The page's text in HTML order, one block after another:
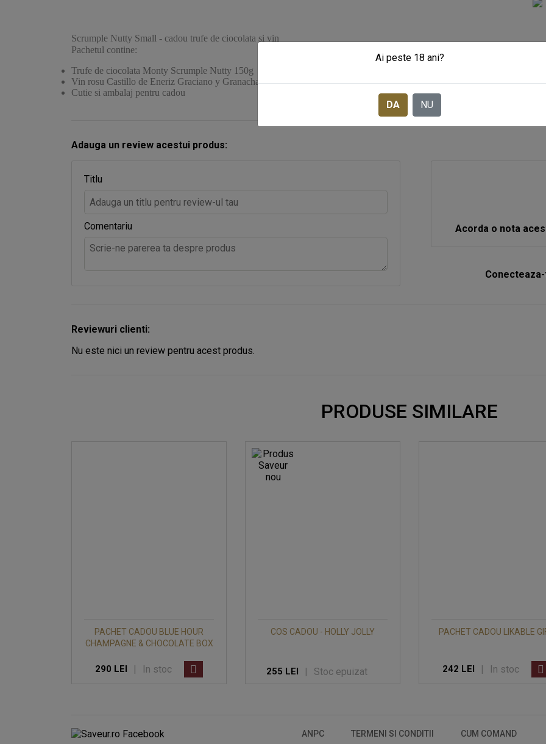
Scrumple Nutty Small - cadou trufe de ciocolata si vin
Pachetul contine:
Trufe de ciocolata Monty Scrumple Nutty 150g
Vin rosu Castillo de Eneriz Graciano y Granacha 75 ml, Spania
Cutie si ambalaj pentru cadou
Adauga un review acestui produs:
Titlu
Comentariu Acorda o nota
Reviewuri clienti:
Nu este nici un review pentru acest produs.
PRODUSE SIMILARE
PACHET CADOU BLUE HOUR
CHAMPAGNE & CHOCOLATE BOX
290 LEI | In stoc
COS CADOU - HOLLY JOLLY
255 LEI | Stoc epuizat
PACHET CADOU LIKABLE
242 LEI | In stoc
ANPC TERMENI SI CONDITII CUM COMAND
Ai peste 18 ani?
DA NU